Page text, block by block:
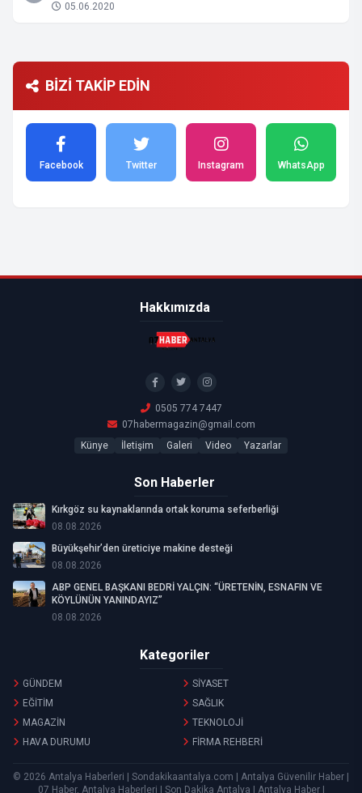
05.06.2020
BİZİ TAKİP EDİN
Facebook Twitter Instagram WhatsApp
Hakkımızda
0505 774 7447
07habermagazin@gmail.com
Künye
İletişim Galeri Video Yazarlar
Son Haberler
Kırkgöz su kaynaklarında ortak koruma seferberliği
08.08.2026
Büyükşehir’den üreticiye makine desteği
08.08.2026
ABP GENEL BAŞKANI BEDRİ YALÇIN: “ÜRETENİN, ESNAFIN VE
KÖYLÜNÜN YANINDAYIZ”
08.08.2026
Kategoriler
GÜNDEM
SİYASET
EĞİTİM
SAĞLIK
MAGAZİN
TEKNOLOJİ
HAVA DURUMU
FİRMA REHBERİ
© 2026 Antalya Haberleri | Sondakikaantalya.com | Antalya Güvenilir Haber |
07 Haber, Antalya Haberleri | Son Dakika Antalya | Antalya Haber |